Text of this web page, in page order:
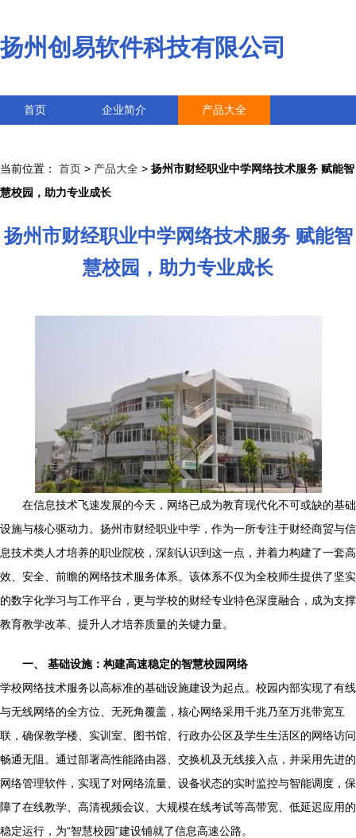
扬州创易软件科技有限公司
首页 企业简介 产品大全
当前位置： 首页 > 产品大全 > 扬州市财经职业中学网络技术服务 赋能智
慧校园，助力专业成长
扬州市财经职业中学网络技术服务 赋能智
慧校园，助力专业成长
在信息技术飞速发展的今天，网络已成为教育现代化不可或缺的基础
设施与核心驱动力。扬州市财经职业中学，作为一所专注于财经商贸与信
息技术类人才培养的职业院校，深刻认识到这一点，并着力构建了一套高
效、安全、前瞻的网络技术服务体系。该体系不仅为全校师生提供了坚实
的数字化学习与工作平台，更与学校的财经专业特色深度融合，成为支撑
教育教学改革、提升人才培养质量的关键力量。
一、 基础设施：构建高速稳定的智慧校园网络
学校网络技术服务以高标准的基础设施建设为起点。校园内部实现了有线
与无线网络的全方位、无死角覆盖，核心网络采用千兆乃至万兆带宽互
联，确保教学楼、实训室、图书馆、行政办公区及学生生活区的网络访问
畅通无阻。通过部署高性能路由器、交换机及无线接入点，并采用先进的
网络管理软件，实现了对网络流量、设备状态的实时监控与智能调度，保
障了在线教学、高清视频会议、大规模在线考试等高带宽、低延迟应用的
稳定运行，为“智慧校园”建设铺就了信息高速公路。